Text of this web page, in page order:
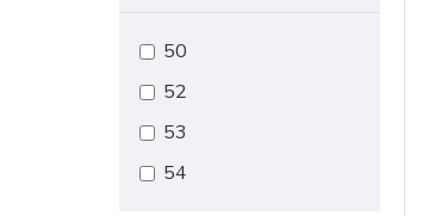
50
52
53
54